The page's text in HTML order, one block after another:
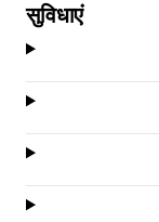
सुविधाएं